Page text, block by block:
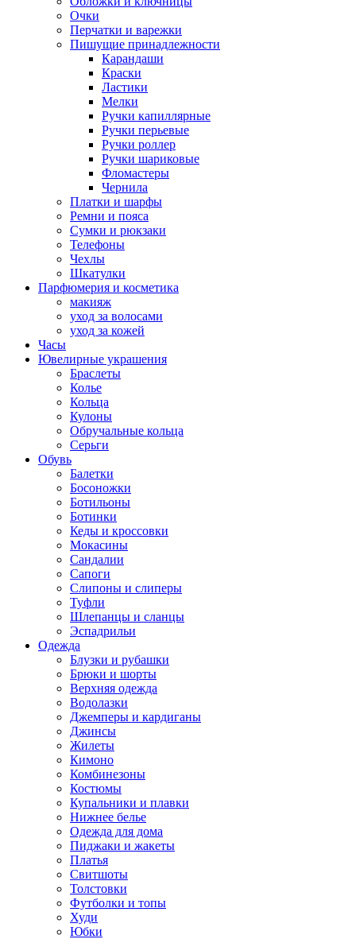
Очки
Перчатки и варежки
Пишущие принадлежности
Карандаши
Краски
Ластики
Мелки
Ручки капиллярные
Ручки перьевые
Ручки роллер
Ручки шариковые
Фломастеры
Чернила
Платки и шарфы
Ремни и пояса
Сумки и рюкзаки
Телефоны
Чехлы
Шкатулки
Парфюмерия и косметика
макияж
уход за волосами
уход за кожей
Часы
Ювелирные украшения
Браслеты
Колье
Кольца
Кулоны
Обручальные кольца
Серьги
Обувь
Балетки
Босоножки
Ботильоны
Ботинки
Кеды и кроссовки
Мокасины
Сандалии
Сапоги
Слипоны и слиперы
Туфли
Шлепанцы и сланцы
Эспадрильи
Одежда
Блузки и рубашки
Брюки и шорты
Верхняя одежда
Водолазки
Джемперы и кардиганы
Джинсы
Жилеты
Кимоно
Комбинезоны
Костюмы
Купальники и плавки
Нижнее белье
Одежда для дома
Пиджаки и жакеты
Платья
Свитшоты
Толстовки
Футболки и топы
Худи
Юбки